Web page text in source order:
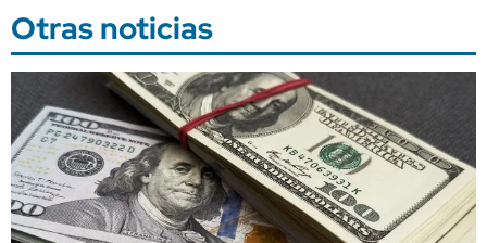
Otras noticias